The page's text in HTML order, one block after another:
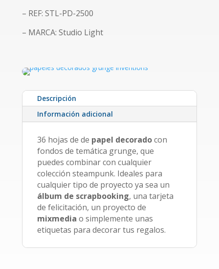
– REF: STL-PD-2500
– MARCA: Studio Light
Descripción
Información adicional
36 hojas de de papel decoradocon
fondos de temática grunge, que
puedes combinar con cualquier
colección steampunk. Ideales para
cualquier tipo de proyecto ya sea un
álbum de scrapbooking, una tarjeta
de felicitación, un proyecto de
mixmedia o simplemente unas
etiquetas para decorar tus regalos.